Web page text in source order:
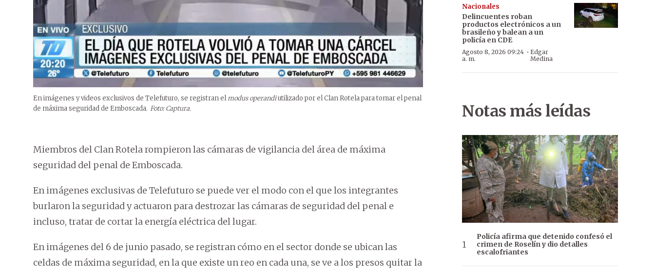
En imágenes y videos exclusivos de Telefuturo, se registran elmodus operandiutilizado por el Clan Rotela para tomar el penal
de máxima seguridad de Emboscada. Foto: Captura.
Miembros del Clan Rotela rompieron las cámaras de vigilancia del área de máxima
seguridad del penal de Emboscada.
En imágenes exclusivas de Telefuturo se puede ver el modo con el que los integrantes
burlaron la seguridad y actuaron para destrozar las cámaras de seguridad del penal e
incluso, tratar de cortar la energía eléctrica del lugar.
En imágenes del 6 de junio pasado, se registran cómo en el sector donde se ubican las
celdas de máxima seguridad, en la que existe un reo en cada una, se ve a los presos quitar la
Nacionales
Delincuentes roban
productos electrónicos a un
brasileño y balean a un
policía en CDE
Agosto 8, 2026 09:24
a. m.
· Edgar
Medina
Notas más leídas
Policía afirma que detenido confesó el
crimen de Roselín y dio detalles
escalofriantes